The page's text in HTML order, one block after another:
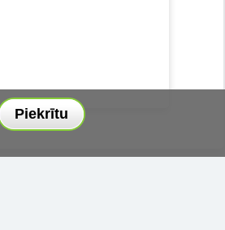
Piekrītu